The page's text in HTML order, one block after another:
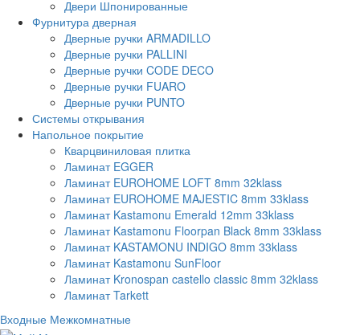
Двери Шпонированные
Фурнитура дверная
Дверные ручки ARMADILLO
Дверные ручки PALLINI
Дверные ручки CODE DECO
Дверные ручки FUARO
Дверные ручки PUNTO
Системы открывания
Напольное покрытие
Кварцвиниловая плитка
Ламинат EGGER
Ламинат EUROHOME LOFT 8mm 32klass
Ламинат EUROHOME MAJESTIC 8mm 33klass
Ламинат Kastamonu Emerald 12mm 33klass
Ламинат Kastamonu Floorpan Black 8mm 33klass
Ламинат KASTAMONU INDIGO 8mm 33klass
Ламинат Kastamonu SunFloor
Ламинат Kronospan castello classic 8mm 32klass
Ламинат Tarkett
Входные Межкомнатные